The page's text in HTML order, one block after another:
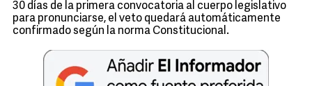
30 días de la primera convocatoria al cuerpo legislativo
para pronunciarse, el veto quedará automáticamente
confirmado según la norma Constitucional.